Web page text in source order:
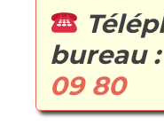
bureau :
09 80